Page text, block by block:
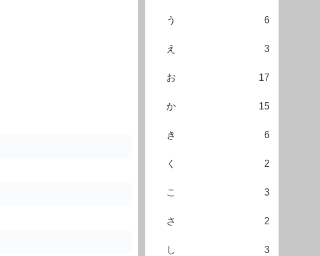
う 6
え 3
お 17
か 15
き 6
く 2
こ 3
さ 2
し 3